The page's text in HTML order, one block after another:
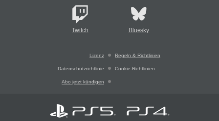
Twitch Bluesky
Lizenz Regeln & Richtlinien
Datenschutzrichtlinie Cookie-Richtlinien
Abo jetzt kündigen